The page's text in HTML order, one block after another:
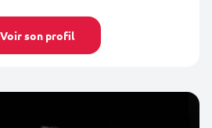
Voir son profil